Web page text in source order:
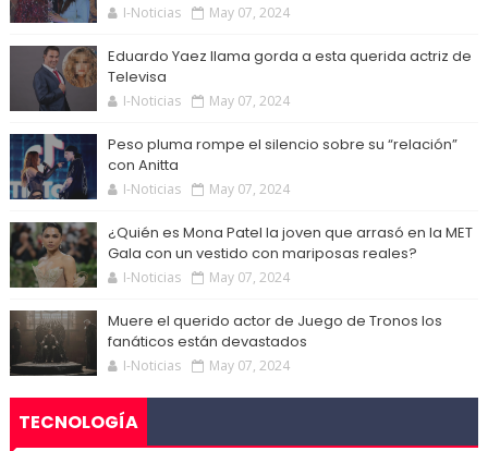
I-Noticias May 07, 2024
Eduardo Yaez llama gorda a esta querida actriz de
Televisa
I-Noticias May 07, 2024
Peso pluma rompe el silencio sobre su “relación”
con Anitta
I-Noticias May 07, 2024
¿Quién es Mona Patel la joven que arrasó en la MET
Gala con un vestido con mariposas reales?
I-Noticias May 07, 2024
Muere el querido actor de Juego de Tronos los
fanáticos están devastados
I-Noticias May 07, 2024
TECNOLOGÍA